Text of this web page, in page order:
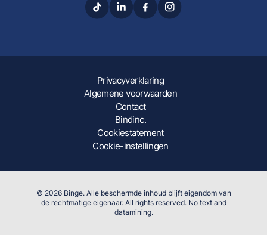
Privacyverklaring
Algemene voorwaarden
Contact
Bindinc.
Cookiestatement
Cookie-instellingen
© 2026 Binge. Alle beschermde inhoud blijft eigendom van
de rechtmatige eigenaar. All rights reserved. No text and
datamining.